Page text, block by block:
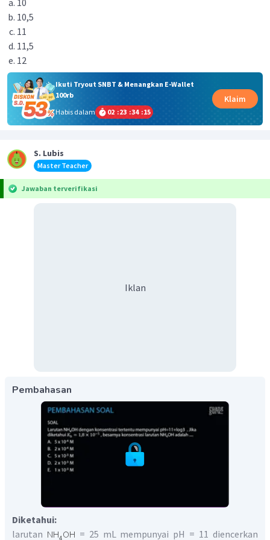
10
10,5
11
11,5
12
Ikuti Tryout SNBT & Menangkan E-Wallet
100rb
Habis dalam
02 :23 :34 :15
Klaim
S. Lubis
Master Teacher
Jawaban terverifikasi
Iklan
Pembahasan
Diketahui:
larutan
= 25 mL mempunyai pH = 11 diencerkan